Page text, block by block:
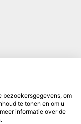
VOOR HET HELE
bezoekersgegevens, om
te tonen en om u
informatie over de